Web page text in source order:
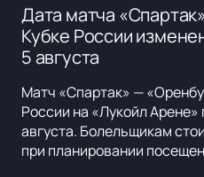
Дата матча
Кубке России
5 августа
Матч «Спартак» —
России на «Лукойл Арене»
августа. Болельщикам
при планировании